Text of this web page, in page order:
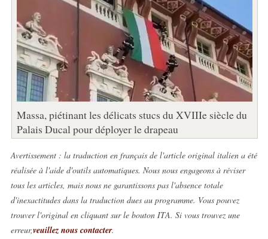
Massa, piétinant les délicats stucs du XVIIIe siècle du
Palais Ducal pour déployer le drapeau
Avertissement : la traduction en français de l'article original italien a été
réalisée à l'aide d'outils automatiques. Nous nous engageons à réviser
tous les articles, mais nous ne garantissons pas l'absence totale
d'inexactitudes dans la traduction dues au programme. Vous pouvez
trouver l'original en cliquant sur le bouton ITA. Si vous trouvez une
erreur,veuillez nous contacter.